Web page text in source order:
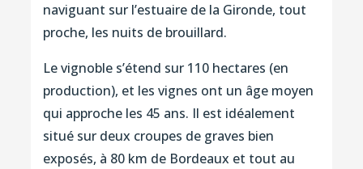
naviguant sur l’estuaire de la Gironde, tout
proche, les nuits de brouillard.
Le vignoble s’étend sur 110 hectares (en
production), et les vignes ont un âge moyen
qui approche les 45 ans. Il est idéalement
situé sur deux croupes de graves bien
exposés, à 80 km de Bordeaux et tout au